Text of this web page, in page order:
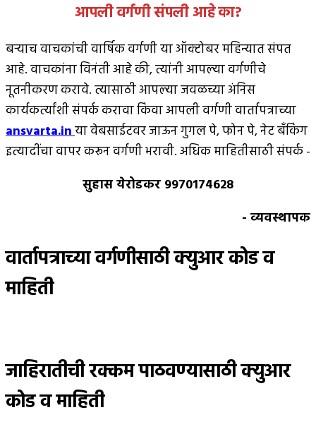
आपली वर्गणी संपली आहेका?
बर्‍याच वाचकांची वार्षिक वर्गणी या ऑक्टोबर महिन्यात संपत
आहे. वाचकांना विनंती आहे की, त्यांनी आपल्या वर्गणीचे
नूतनीकरण करावे. त्यासाठी आपल्या जवळच्या अंनिस
कार्यकर्त्यांशी संपर्क करावा किंवा आपली वर्गणी वार्तापत्राच्या
ansvarta.inया वेबसाईटवर जाऊन गुगल पे, फोन पे, नेट बँकिंग
इत्यादींचा वापर करून वर्गणी भरावी. अधिक माहितीसाठी संपर्क -
सुहास येरोडकर 9970174628
- व्यवस्थापक
वार्तापत्राच्या वर्गणीसाठी क्युआर कोड व
माहिती
जाहिरातीची रक्कम पाठवण्यासाठी क्युआर
कोड व माहिती